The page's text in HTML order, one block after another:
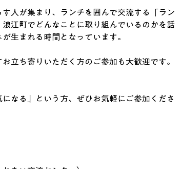
人が集まり、ランチを囲んで交流する「ラン
江町でどんなことに取り組んでいるのかを話
生まれる時間となっています。
立ち寄りいただく方のご参加も大歓迎です。
なる」という方、ぜひお気軽にご参加くださ